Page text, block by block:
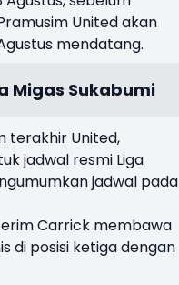
United akan
mendatang.
Migas Sukabumi
terakhir United,
jadwal resmi Liga
jadwal pada
Carrick membawa
di posisi ketiga dengan